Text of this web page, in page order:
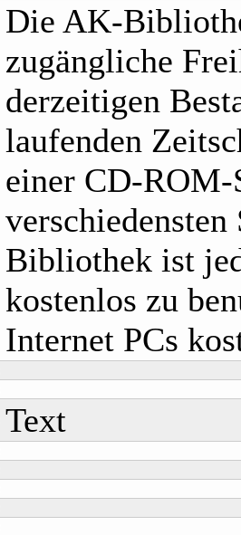
Die AK-
zugängliche
derzeitigen
laufenden
einer CD-ROM-
Bibliothek ist
kostenlos zu
Internet PCs
Text